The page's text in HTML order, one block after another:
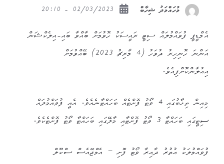
މުހައްމަދު ޝިހާބް
އެމްޑީޕީ ފުވައްމުލައް ސިޓީ ރައީސަކު ހޮވުމަށް ބާއްވާ ބައި-އިލެކްޝަން
އަންނަ ހޮނިހިރު ދުވަހު (4 މާރިޗު 2023) ބޭއްވުމަށް
އިއުލާންކޮށްފިއެވެ.
މިއިން ތިޚާބުގައި 4 ވޯޓު ފޮށްޓެއް ބަހައްޓާނެއެވެ. އެއީ ފުވައްމުލައް
ސިޓީގައި ބަހައްޓާ 3 ވޯޓު ފޮށްޓާއި މާލޭގައި ބަހައްޓާ ވޯޓު ފޮށްޓެކެވެ.
ފުވައްމުލަކު އުތުރު ދާއިރާ ވޯޓު ފޮށި – އެމްޖޭއެސް ސްކޫލް